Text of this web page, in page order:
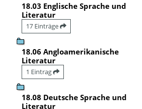
18.03 Englische Sprache und
Literatur
17 Einträge
18.06 Angloamerikanische
Literatur
1 Eintrag
18.08 Deutsche Sprache und
Literatur